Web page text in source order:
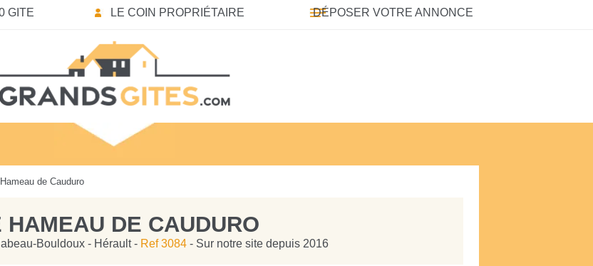
GITE LE COIN PROPRIÉTAIRE DÉPOSER VOTRE ANNONCE
de Cauduro
HAMEAU DE CAUDURO
Bouldoux - Hérault - Ref 3084 - Sur notre site depuis 2016